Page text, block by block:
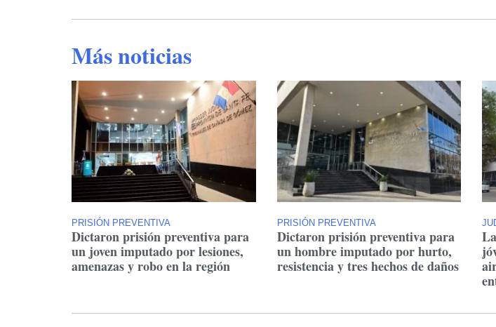
Más noticias
PRISIÓN PREVENTIVA
Dictaron prisión preventiva para
un joven imputado por lesiones,
amenazas y robo en la región
PRISIÓN PREVENTIVA
Dictaron prisión preventiva para
un hombre imputado por hurto,
resistencia y tres hechos de daños